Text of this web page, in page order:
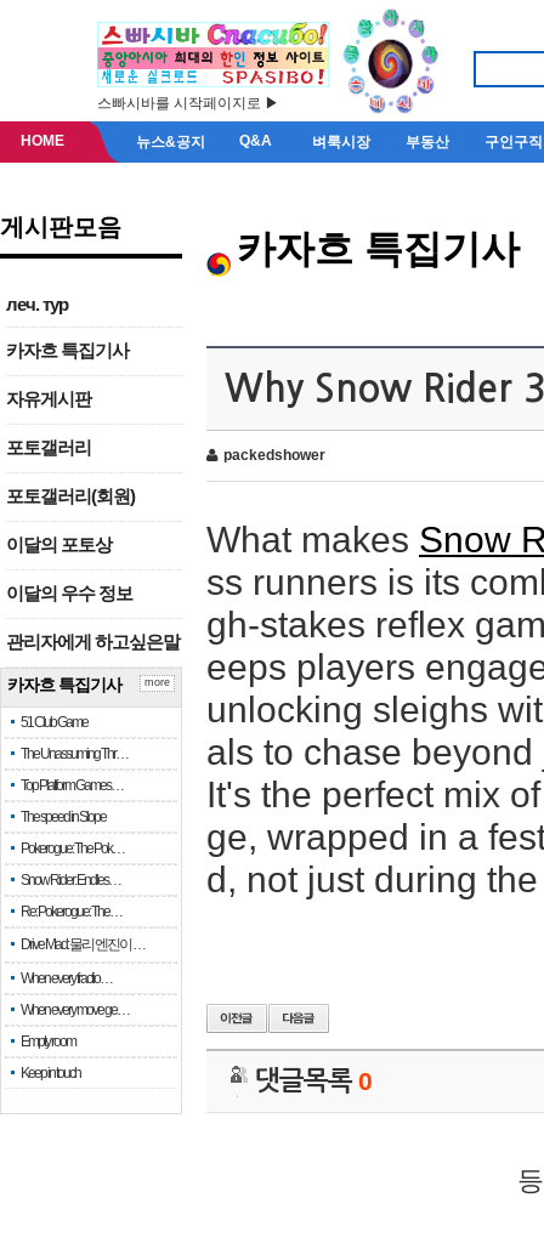
스빠시바를 시작페이지로 ▶
HOME 뉴스&공지 Q&A 벼룩시장 부동산 구인구직
게시판모음
леч. тур
카자흐 특집기사
자유게시판
포토갤러리
포토갤러리(회원)
이달의 포토상
이달의 우수 정보
관리자에게 하고싶은말
카자흐 특집기사
51 Club Game
The Unassuming Thr…
Top Platform Games…
The speed in Slope
Pokerogue: The Pok…
Snow Rider: Endles…
Re: Pokerogue: The…
Drive Mad: 물리 엔진이 …
When every fractio…
When every move ge…
Empty room
Keep in touch
more
카자흐 특집기사
Why Snow Rider
packedshower
What makes Snow
ss runners is its
gh-stakes reflex
eeps players
unlocking sleighs
als to chase
It's the perfect mix
ge, wrapped in a
d, not just during
댓글목록0